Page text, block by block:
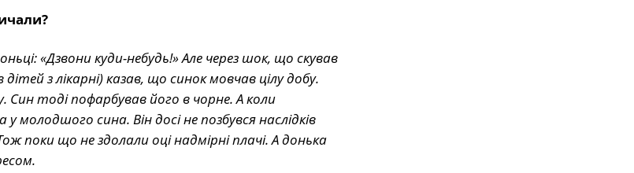
«Дзвони куди-небудь!» Але через шок, що скував
з лікарні) казав, що синок мовчав цілу добу.
Син тоді пофарбував його в чорне. А коли
молодшого сина. Він досі не позбувся наслідків
поки що не здолали оці надмірні плачі. А донька